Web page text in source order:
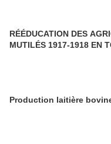
RÉÉDUCATION DES AGRICULTEURS
MUTILÉS 1917-1918 EN
Production laitière